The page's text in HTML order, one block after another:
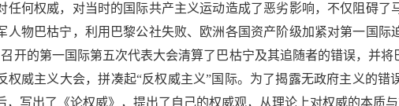
任何权威，对当时的国际共产主义运动造成了恶劣影响，不仅阻碍
人物巴枯宁，利用巴黎公社失败、欧洲各国资产阶级加紧对第一国
开的第一国际第五次代表大会清算了巴枯宁及其追随者的错误，并
权威主义大会，拼凑起“反权威主义”国际。为了揭露无政府主义的
，写出了《论权威》，提出了自己的权威观，从理论上对权威的本质与